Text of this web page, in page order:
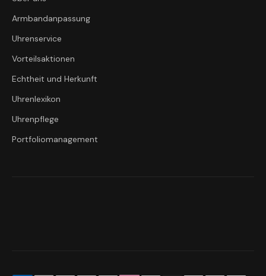
Armbandanpassung
Uhrenservice
Vorteilsaktionen
Echtheit und Herkunft
Uhrenlexikon
Uhrenpflege
Portfoliomanagement